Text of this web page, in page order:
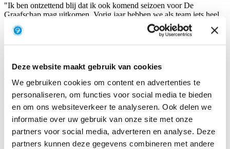
Deze website maakt gebruik van cookies
We gebruiken cookies om content en advertenties te
personaliseren, om functies voor social media te bieden
en om ons websiteverkeer te analyseren. Ook delen we
informatie over uw gebruik van onze site met onze
partners voor social media, adverteren en analyse. Deze
partners kunnen deze gegevens combineren met andere
"Ik ben ontzettend blij dat ik ook komend seizoen voor De
Graafschap mag uitkomen. Vorig jaar hebben we als team iets heel
moois neergezet met de promotie naar de Eredivisie. Ik kijk ernaar
uit om ons op het hoogste niveau te laten zien, mezelf verder te
Van grote waarde voor onze selectie
Technisch manager Anouk is blij dat Dewi ook in de Eredivisie deel
uitmaakt van de selectie: "Dewi kwam eerst op huurbasis over van
SC Heerenveen, waarna we haar vorig seizoen definitief hebben
vastgelegd. Sindsdien heeft ze laten zien hoe belangrijk ze voor ons
is. Met haar doelpunten, assists, snelheid en aanvallende dreiging
heeft ze een grote bijdrage geleverd aan onze promotie. We zijn dan
ook ontzettend blij dat ze met ons de stap naar de Eredivisie maakt.
We hebben er alle vertrouwen in dat ze ook op het hoogste niveau